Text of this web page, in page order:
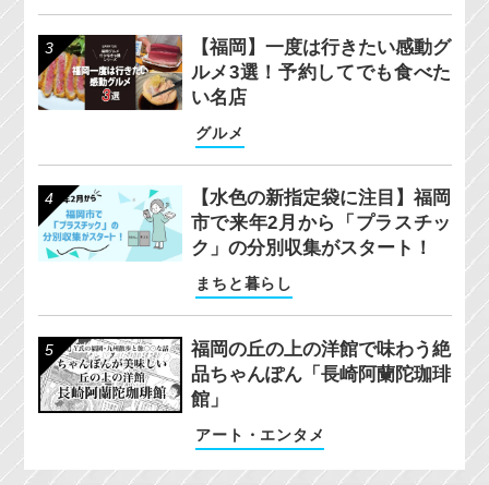
【福岡】一度は行きたい感動グ
ルメ3選！予約してでも食べた
い名店
グルメ
【水色の新指定袋に注目】福岡
市で来年2月から「プラスチッ
ク」の分別収集がスタート！
まちと暮らし
福岡の丘の上の洋館で味わう絶
品ちゃんぽん「長崎阿蘭陀珈琲
館」
アート・エンタメ